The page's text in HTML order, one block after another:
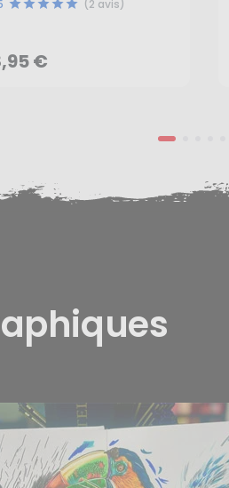
(2 avis)
€
€
AJOUTER AU PANIER